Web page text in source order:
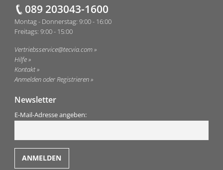
089 203043-1600
Montag - Donnerstag: 9:00 - 16:00
Freitags: 9:00 - 15:00
Vertriebsservice@tecvia.com
Hilfe
Kontakt
Anmelden oder Registrieren
Newsletter
E-Mail-Adresse angeben: